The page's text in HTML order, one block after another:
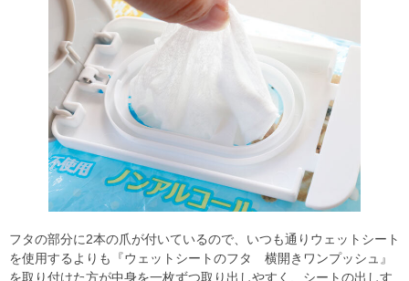
フタの部分に2本の爪が付いているので、いつも通りウェットシート
を使用するよりも『ウェットシートのフタ 横開きワンプッシュ』
を取り付けた方が中身を一枚ずつ取り出しやすく、シートの出しす